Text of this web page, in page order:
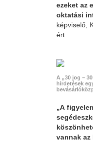
ezeket az
oktatási
képviselő,
ért
A „30 jog –
hirdetések
„A
vannak az